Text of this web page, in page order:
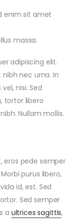
enim sit amet
massa.
adipiscing elit.
nibh nec urna. In
nisi. Sed
tortor libero
Nullam mollis.
eros pede semper
purus libero,
id, est. Sed
Sed semper
a ultrices sagittis,